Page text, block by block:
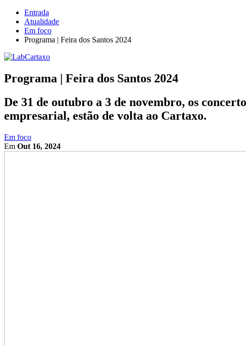
Entrada
Atualidade
Em foco
Programa | Feira dos Santos 2024
Programa | Feira dos Santos 2024
De 31 de outubro a 3 de novembro, os
empresarial, estão de volta ao Cartaxo.
Em foco
Em Out 16, 2024